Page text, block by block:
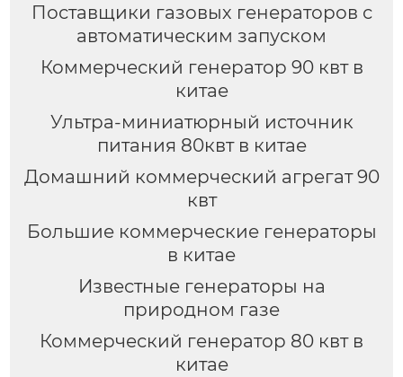
Поставщики газовых генераторов с
автоматическим запуском
Коммерческий генератор 90 квт в
китае
Ультра-миниатюрный источник
питания 80квт в китае
Домашний коммерческий агрегат 90
квт
Большие коммерческие генераторы
в китае
Известные генераторы на
природном газе
Коммерческий генератор 80 квт в
китае